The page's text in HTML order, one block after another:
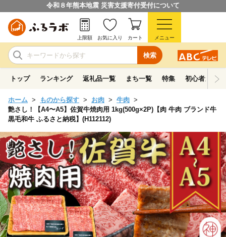
令和８年熊本地震 災害支援寄付受付について
検索
上限額 お気に入り カート メニュー
トップ ランキング 返礼品一覧 まち一覧 特集 初心者ガイド
ホーム ものから探す お肉
牛肉
艶さし！【A4〜A5】佐賀牛焼肉用 1kg(500g×2P)【肉 牛肉 ブランド牛
黒毛和牛 ふるさと納税】(H112112)